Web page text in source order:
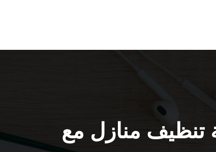
حولي / 55549242 / خدمة تنظيف منازل مع